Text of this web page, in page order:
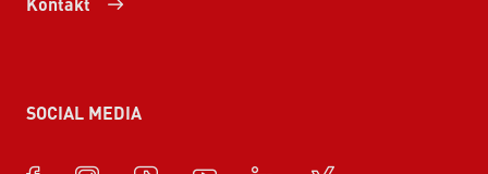
SOCIAL MEDIA